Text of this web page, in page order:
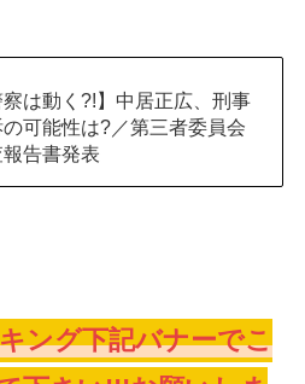
察は動く?!】中居正広、刑事
可能性は?／第三者委員会
告書発表
ング下記バナーでこ